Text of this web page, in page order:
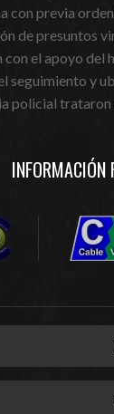
con previa
de presuntos
el apoyo del
seguimiento y
policial trataron
INFORMACIÓN